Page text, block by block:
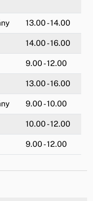
13.00 - 14.00
14.00 - 16.00
9.00 - 12.00
13.00 - 16.00
9.00 - 10.00
10.00 - 12.00
9.00 - 12.00